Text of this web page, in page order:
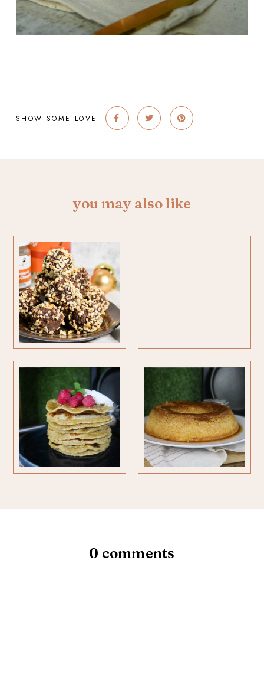
SHOW SOME LOVE
you may also like
0 comments